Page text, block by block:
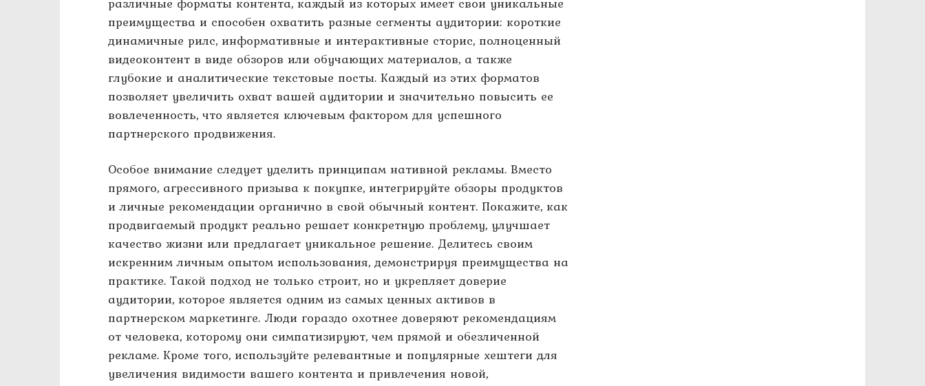
преимущества и способен охватить разные сегменты аудитории: короткие
динамичные рилс, информативные и интерактивные сторис, полноценный
видеоконтент в виде обзоров или обучающих материалов, а также
глубокие и аналитические текстовые посты. Каждый из этих форматов
позволяет увеличить охват вашей аудитории и значительно повысить ее
вовлеченность, что является ключевым фактором для успешного
партнерского продвижения.
Особое внимание следует уделить принципам нативной рекламы. Вместо
прямого, агрессивного призыва к покупке, интегрируйте обзоры продуктов
и личные рекомендации органично в свой обычный контент. Покажите, как
продвигаемый продукт реально решает конкретную проблему, улучшает
качество жизни или предлагает уникальное решение. Делитесь своим
искренним личным опытом использования, демонстрируя преимущества на
практике. Такой подход не только строит, но и укрепляет доверие
аудитории, которое является одним из самых ценных активов в
партнерском маркетинге. Люди гораздо охотнее доверяют рекомендациям
от человека, которому они симпатизируют, чем прямой и обезличенной
рекламе. Кроме того, используйте релевантные и популярные хештеги для
увеличения видимости вашего контента и привлечения новой,